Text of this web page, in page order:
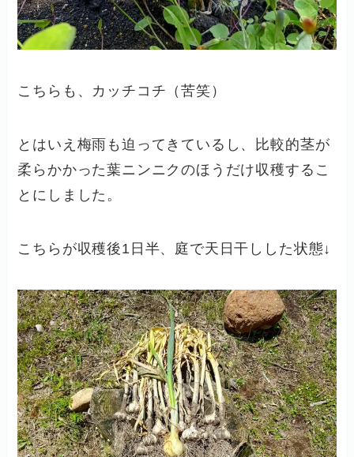
こちらも、カッチコチ（苦笑）
とはいえ梅雨も迫ってきているし、比較的茎が
柔らかかった葉ニンニクのほうだけ収穫するこ
とにしました。
こちらが収穫後1日半、庭で天日干しした状態↓